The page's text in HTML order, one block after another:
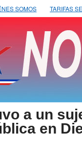
SOMOS TARIFAS
a un
en